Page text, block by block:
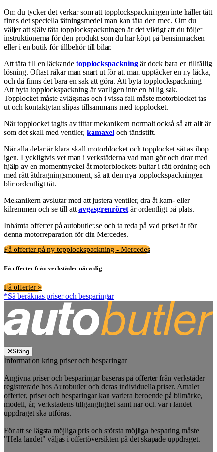
Om du tycker det verkar som att topplockspackningen inte håller tätt
finns det speciella tätningsmedel man kan täta den med. Om du
väljer att själv täta topplockspackningen är det viktigt att du följer
instruktionerna för den produkt som du har köpt på bensinmacken
eller i en butik för tillbehör till bilar.
Att täta till en läckande topplockspackning är dock bara en tillfällig
lösning. Oftast råkar man snart ut för att man upptäcker en ny läcka,
och då finns det bara en sak att göra. Att byta topplockspackning.
Att byta topplockspackning är vanligen inte en billig sak.
Topplocket måste avlägsnas och i vissa fall måste motorblocket tas
ut och kontaktytan slipas tillsammans med topplocket.
När topplocket tagits av tittar mekanikern normalt också så att allt är
som det skall med ventiler, kamaxel och tändstift.
När alla delar är klara skall motorblocket och topplocket sättas ihop
igen. Lyckligtvis vet man i verkstäderna vad man gör och drar med
hjälp av en momentnyckel åt motorblockets bultar i rätt ordning och
med rätt åtdragningsmoment, så att den nya topplockspackningen
blir ordentligt tät.
Mekanikern avslutar med att justera ventiler, dra åt kam- eller
kilremmen och se till att avgasgrenröret är ordentligt på plats.
Inhämta offerter på autobutler.se och ta reda på vad priset är för
denna motorreparation för din Mercedes.
Få offerter på ny topplockspackning - Mercedes
Få offerter från verkstäder nära dig
Få offerter »
*Så beräknas priser och besparingar
Stäng
Information kring priser och besparingar
Angivna priser och besparingar baseras på offerter från verkstäder
registrerade hos Autobutler och deras individuella priser. Antalet
offerter, priser och besparingar kan variera beroende på bilmärke,
modell, år, verkstadens tillgänglighet samt när och var i landet
uppdraget ska utföras.
För att se lägsta möjliga pris och största möjliga besparing måste
"Hela landet" väljas i offertöversikten på det skapade uppdraget.